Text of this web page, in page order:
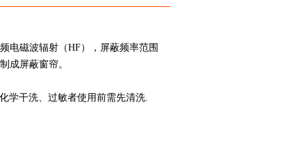
电磁波辐射（HF），屏蔽频率范围
成屏蔽窗帘。
学干洗、过敏者使用前需先清洗.